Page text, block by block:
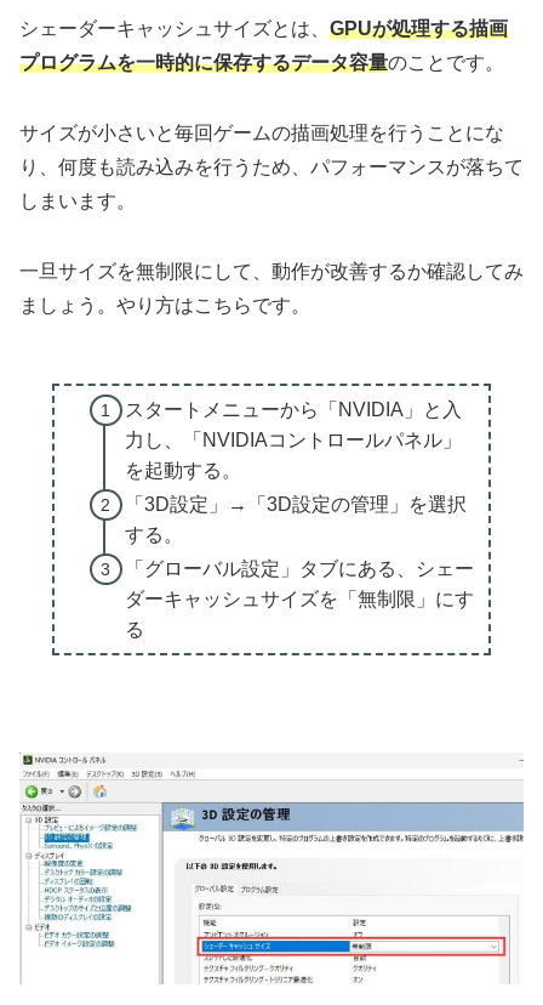
シェーダーキャッシュサイズとは、 GPUが処理する描画
プログラムを一時的に保存するデータ容量のことです。
サイズが小さいと毎回ゲームの描画処理を行うことにな
り、何度も読み込みを行うため、パフォーマンスが落ちて
しまいます。
一旦サイズを無制限にして、動作が改善するか確認してみ
ましょう。やり方はこちらです。
スタートメニューから「NVIDIA」と入
力し、「NVIDIAコントロールパネル」
を起動する。
「3D設定」→「3D設定の管理」を選択
する。
「グローバル設定」タブにある、シェー
ダーキャッシュサイズを「無制限」にす
る